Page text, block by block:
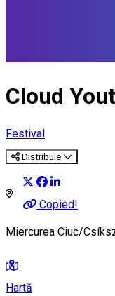
Cloud
Festival
Distribuie
Copied!
Miercurea Ciuc/
Hartă